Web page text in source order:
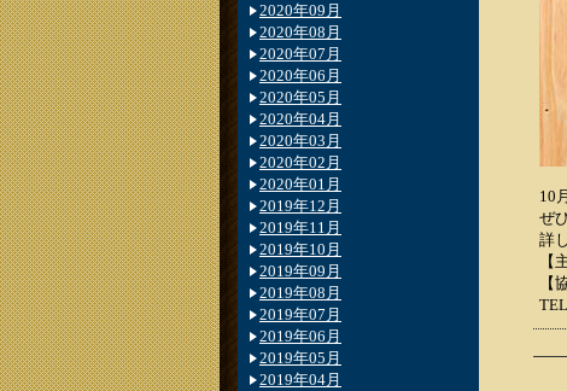
10
ぜ
詳
【
【
2020年09月
2020年08月
2020年07月
2020年06月
2020年05月
2020年04月
2020年03月
2020年02月
2020年01月
2019年12月
2019年11月
2019年10月
2019年09月
2019年08月
2019年07月
2019年06月
2019年05月
2019年04月